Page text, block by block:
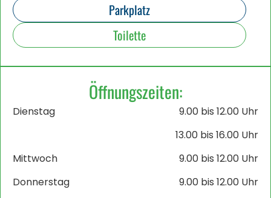
Parkplatz
Toilette
Öffnungszeiten:
Dienstag
9.00 bis 12.00 Uhr
13.00 bis 16.00 Uhr
Mittwoch
9.00 bis 12.00 Uhr
Donnerstag
9.00 bis 12.00 Uhr